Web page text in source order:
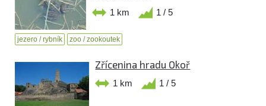
1 km 1 / 5
jezero / rybník zoo / zookoutek
Zřícenina hradu Okoř
1 km 1 / 5